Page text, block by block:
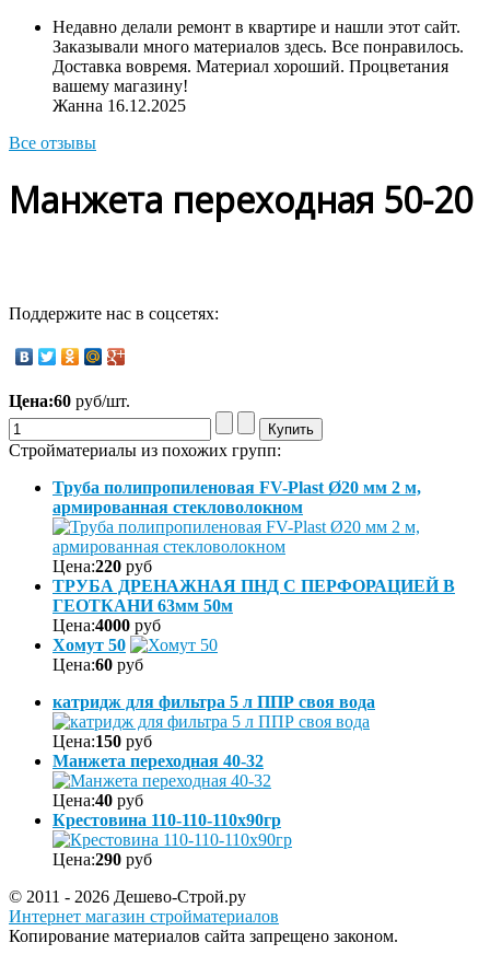
Недавно делали ремонт в квартире и нашли этот сайт.
Заказывали много материалов здесь. Все понравилось.
Доставка вовремя. Материал хороший. Процветания
вашему магазину!
Жанна 16.12.2025
Все отзывы
Манжета переходная 50-20
Поддержите нас в соцсетях:
Цена:60 руб/шт.
Стройматериалы из похожих групп:
Труба полипропиленовая FV-Plast Ø20 мм 2 м,
армированная стекловолокном
Цена:220 руб
ТРУБА ДРЕНАЖНАЯ ПНД С ПЕРФОРАЦИЕЙ В
ГЕОТКАНИ 63мм 50м
Цена:4000 руб
Хомут 50
Цена:60 руб
катридж для фильтра 5 л ППР своя вода
Цена:150 руб
Манжета переходная 40-32
Цена:40 руб
Крестовина 110-110-110х90гр
Цена:290 руб
© 2011 - 2026 Дешево-Строй.ру
Интернет магазин стройматериалов
Копирование материалов сайта запрещено законом.